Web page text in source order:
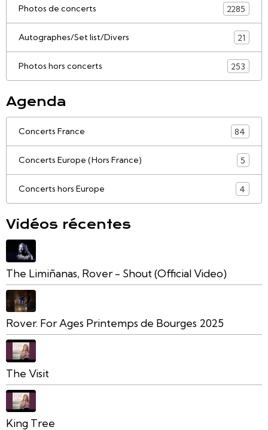
Photos de concerts 2285
Autographes/Set list/Divers 21
Photos hors concerts 253
Agenda
Concerts France 84
Concerts Europe (Hors France) 5
Concerts hors Europe 4
Vidéos récentes
The Limiñanas, Rover - Shout (Official Video)
Rover. For Ages Printemps de Bourges 2025
The Visit
King Tree